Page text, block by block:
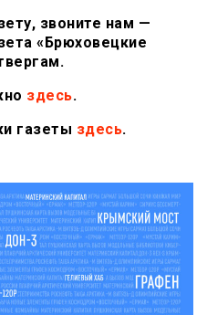
звоните нам —
«Брюховецкие
здесь.
газеты здесь.